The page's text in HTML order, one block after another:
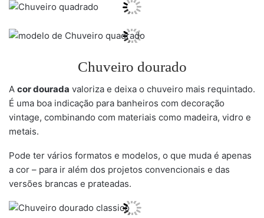
Chuveiro dourado
A cor dourada valoriza e deixa o chuveiro mais requintado.
É uma boa indicação para banheiros com decoração
vintage, combinando com materiais como madeira, vidro e
metais.
Pode ter vários formatos e modelos, o que muda é apenas
a cor – para ir além dos projetos convencionais e das
versões brancas e prateadas.